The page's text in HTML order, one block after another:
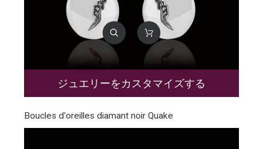
ジュエリーをカスタマイズする
Boucles d'oreilles diamant noir Quake